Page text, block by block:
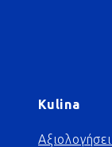
Kulina